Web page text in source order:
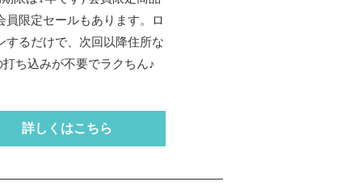
員限定セールもあります。ロ
するだけで、次回以降住所な
打ち込みが不要でラクちん♪
詳しくはこちら